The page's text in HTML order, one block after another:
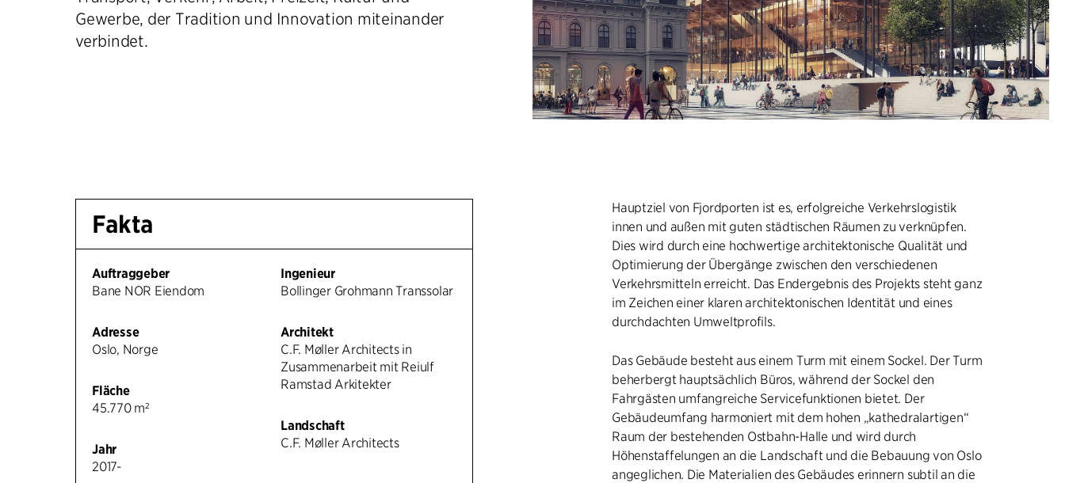
Gewerbe, der Tradition und Innovation miteinander
verbindet.
Fakta
Auftraggeber
Bane NOR Eiendom
Adresse
Oslo, Norge
Fläche
45.770 m²
Jahr
2017-
Ingenieur
Bollinger Grohmann Transsolar
Architekt
C.F. Møller Architects in
Zusammenarbeit mit Reiulf
Ramstad Arkitekter
Landschaft
C.F. Møller Architects
Hauptziel von Fjordporten ist es, erfolgreiche Verkehrslogistik
innen und außen mit guten städtischen Räumen zu verknüpfen.
Dies wird durch eine hochwertige architektonische Qualität und
Optimierung der Übergänge zwischen den verschiedenen
Verkehrsmitteln erreicht. Das Endergebnis des Projekts steht ganz
im Zeichen einer klaren architektonischen Identität und eines
durchdachten Umweltprofils.
Das Gebäude besteht aus einem Turm mit einem Sockel. Der Turm
beherbergt hauptsächlich Büros, während der Sockel den
Fahrgästen umfangreiche Servicefunktionen bietet. Der
Gebäudeumfang harmoniert mit dem hohen „kathedralartigen“
Raum der bestehenden Ostbahn-Halle und wird durch
Höhenstaffelungen an die Landschaft und die Bebauung von Oslo
angeglichen. Die Materialien des Gebäudes erinnern subtil an die